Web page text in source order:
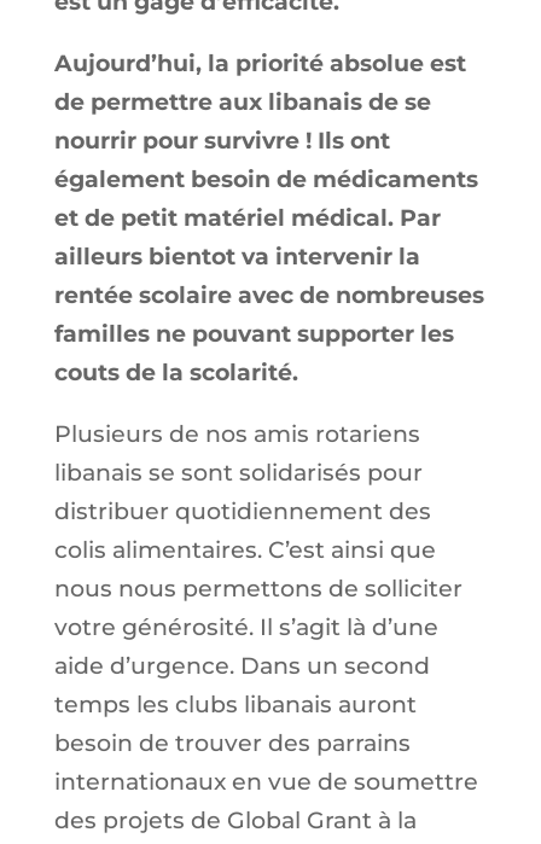
Aujourd’hui, la priorité absolue est
de permettre aux libanais de se
nourrir pour survivre ! Ils ont
également besoin de médicaments
et de petit matériel médical. Par
ailleurs bientot va intervenir la
rentée scolaire avec de nombreuses
familles ne pouvant supporter les
couts de la scolarité.
Plusieurs de nos amis rotariens
libanais se sont solidarisés pour
distribuer quotidiennement des
colis alimentaires. C’est ainsi que
nous nous permettons de solliciter
votre générosité. Il s’agit là d’une
aide d’urgence. Dans un second
temps les clubs libanais auront
besoin de trouver des parrains
internationaux en vue de soumettre
des projets de Global Grant à la